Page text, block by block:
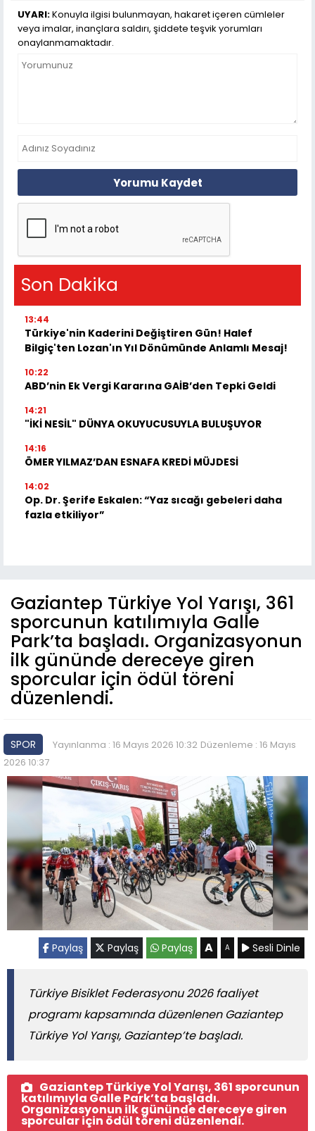
UYARI:Konuyla ilgisi bulunmayan, hakaret içeren cümleler
veya imalar, inançlara saldırı, şiddete teşvik yorumları
onaylanmamaktadır.
Yorumu Kaydet
Son Dakika
13:44
Türkiye'nin Kaderini Değiştiren Gün! Halef
Bilgiç'ten Lozan'ın Yıl Dönümünde Anlamlı Mesaj!
10:22
ABD’nin Ek Vergi Kararına GAİB’den Tepki Geldi
14:21
"İKİ NESİL" DÜNYA OKUYUCUSUYLA BULUŞUYOR
14:16
ÖMER YILMAZ’DAN ESNAFA KREDİ MÜJDESİ
14:02
Op. Dr. Şerife Eskalen: “Yaz sıcağı gebeleri daha
fazla etkiliyor”
Gaziantep Türkiye Yol Yarışı, 361
sporcunun katılımıyla Galle
Park’ta başladı. Organizasyonun
ilk gününde dereceye giren
sporcular için ödül töreni
düzenlendi.
SPOR Yayınlanma : 16 Mayıs 2026 10:32 Düzenleme : 16 Mayıs
2026 10:37
Paylaş Paylaş Paylaş A A Sesli Dinle
Türkiye Bisiklet Federasyonu 2026 faaliyet
programı kapsamında düzenlenen Gaziantep
Türkiye Yol Yarışı, Gaziantep’te başladı.
Gaziantep Türkiye Yol Yarışı, 361 sporcunun
katılımıyla Galle Park’ta başladı.
Organizasyonun ilk gününde dereceye giren
sporcular için ödül töreni düzenlendi.